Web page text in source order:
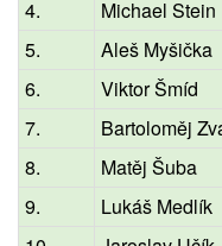
4.
Michael Stein
5.
Aleš Myšička
6.
Viktor Šmíd
7.
Bartoloměj
8.
Matěj Šuba
9.
Lukáš Medlík